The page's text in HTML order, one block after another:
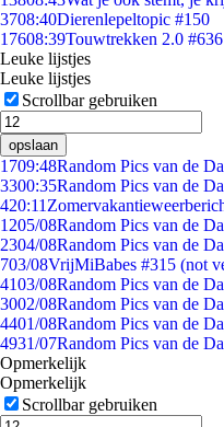
3708:40Dierenlepeltopic #150
17608:39Touwtrekken 2.0
Leuke lijstjes
Leuke lijstjes
Scrollbar gebruiken
opslaan
1709:48Random Pics van de
3300:35Random Pics van de
420:11
1205/08Random Pics van de
2304/08Random Pics van de
703/08VrijMiBabes #315 (not
4103/08Random Pics van de
3002/08Random Pics van de
4401/08Random Pics van de
4931/07Random Pics van de
Opmerkelijk
Opmerkelijk
Scrollbar gebruiken